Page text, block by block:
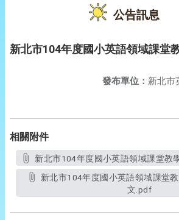
公告訊息
新北市104年度國小英語領域課堂
發布單位： 新北市
相關附件
新北市104年度國小英語領域課堂教
文.pdf